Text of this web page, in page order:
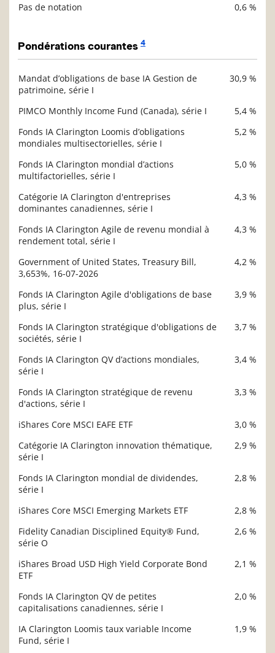
Pas de notation 0,6 %
Pondérations courantes 4
Description Valeur liquidative
Mandat d’obligations de base IA Gestion de
patrimoine, série I
30,9 %
PIMCO Monthly Income Fund (Canada), série I
5,4 %
Fonds IA Clarington Loomis d’obligations
mondiales multisectorielles, série I
5,2 %
Fonds IA Clarington mondial d’actions
multifactorielles, série I
5,0 %
Catégorie IA Clarington d'entreprises
dominantes canadiennes, série I
4,3 %
Fonds IA Clarington Agile de revenu mondial à
rendement total, série I
4,3 %
Government of United States, Treasury Bill,
3,653%, 16-07-2026
4,2 %
Fonds IA Clarington Agile d'obligations de base
plus, série I
3,9 %
Fonds IA Clarington stratégique d'obligations de
sociétés, série I
3,7 %
Fonds IA Clarington QV d’actions mondiales,
série I
3,4 %
Fonds IA Clarington stratégique de revenu
d'actions, série I
3,3 %
iShares Core MSCI EAFE ETF
3,0 %
Catégorie IA Clarington innovation thématique,
série I
2,9 %
Fonds IA Clarington mondial de dividendes,
série I
2,8 %
iShares Core MSCI Emerging Markets ETF
2,8 %
Fidelity Canadian Disciplined Equity® Fund,
série O
2,6 %
iShares Broad USD High Yield Corporate Bond
ETF
2,1 %
Fonds IA Clarington QV de petites
capitalisations canadiennes, série I
2,0 %
IA Clarington Loomis taux variable Income
Fund, série I
1,9 %